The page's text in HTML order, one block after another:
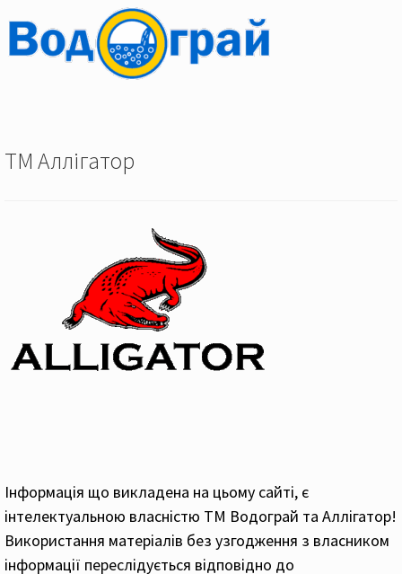
ТМ Аллігатор
Інформація що викладена на цьому сайті, є
інтелектуальною власністю ТМ Водограй та Аллігатор!
Використання матеріалів без узгодження з власником
інформації переслідується відповідно до